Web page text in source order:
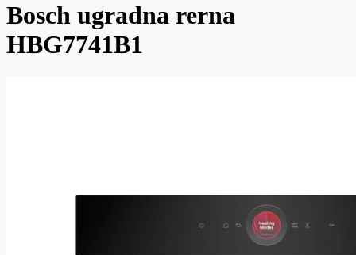
Bosch ugradna rerna
HBG7741B1